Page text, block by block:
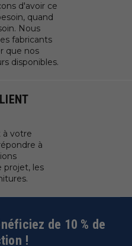
d'avoir ce
quand
Nous
fabricants
que nos
disponibles.
à votre
à
projet, les
de 10 % de
!